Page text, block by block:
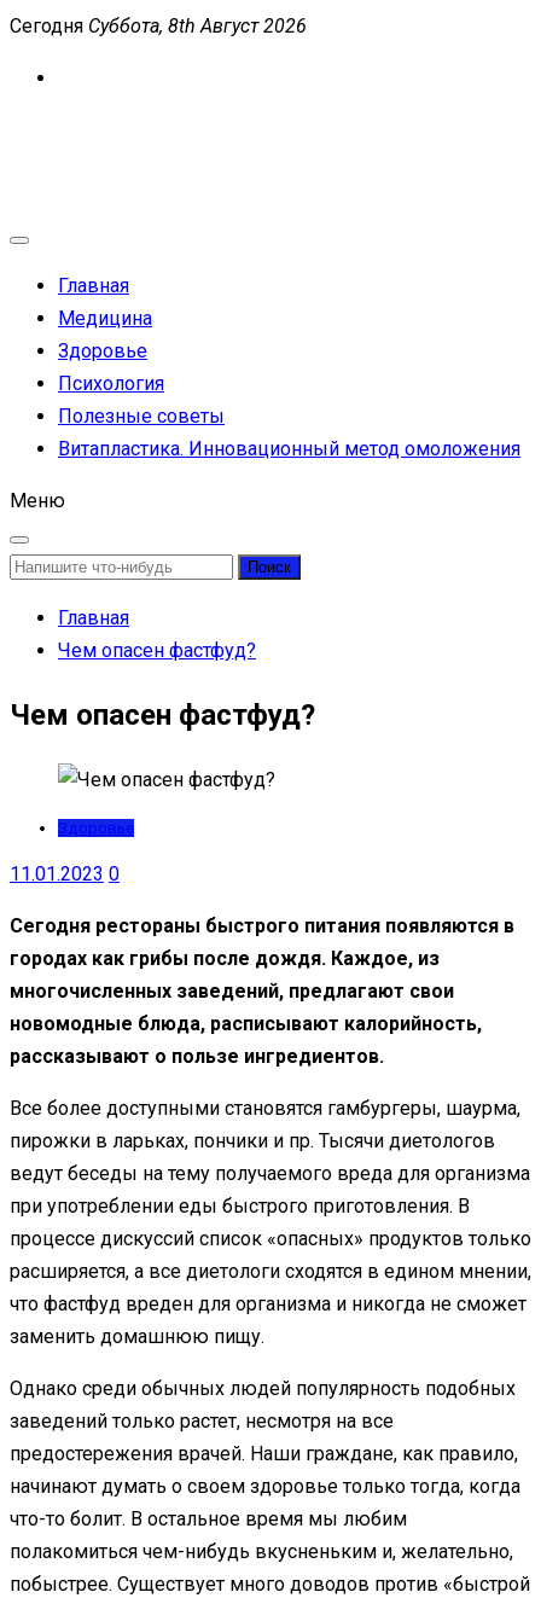
Перейти
Сегодня Суббота, 8th Август 2026
Главная
Медицина
Здоровье
Психология
Полезные советы
Витапластика. Инновационный метод омоложения
Меню
Найти:
Главная
Чем опасен фастфуд?
Чем опасен фастфуд?
Здоровье
11.01.2023 0
Сегодня рестораны быстрого питания появляются в
городах как грибы после дождя. Каждое, из
многочисленных заведений, предлагают свои
новомодные блюда, расписывают калорийность,
рассказывают о пользе ингредиентов.
Все более доступными становятся гамбургеры, шаурма,
пирожки в ларьках, пончики и пр. Тысячи диетологов
ведут беседы на тему получаемого вреда для организма
при употреблении еды быстрого приготовления. В
процессе дискуссий список «опасных» продуктов только
расширяется, а все диетологи сходятся в едином мнении,
что фастфуд вреден для организма и никогда не сможет
заменить домашнюю пищу.
Однако среди обычных людей популярность подобных
заведений только растет, несмотря на все
предостережения врачей. Наши граждане, как правило,
начинают думать о своем здоровье только тогда, когда
что-то болит. В остальное время мы любим
полакомиться чем-нибудь вкусненьким и, желательно,
побыстрее. Существует много доводов против «быстрой